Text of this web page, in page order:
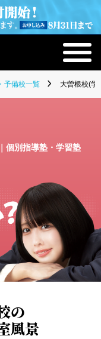
予備校一覧 大曽根校(学
個別指導塾・学習塾
の
風景